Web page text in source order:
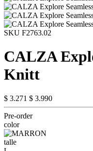
SKU F2763.02
CALZA
Knitt
$ 3.271 $ 3.990
Pre-order
color
talle